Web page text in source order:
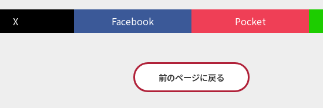
X Facebook Pocket
前のページに戻る